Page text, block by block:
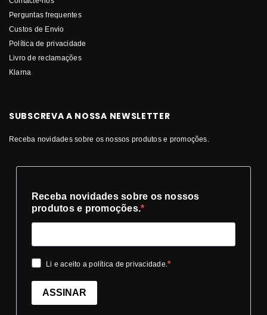
Perguntas frequentes
Custos de Envio
Política de privacidade
Livro de reclamações
Klarna
SUBSCREVA A NOSSA NEWSLETTER
Receba novidades sobre os nossos produtos e promoções.
Receba novidades sobre os nossos
produtos e promoções.
Li e aceito a política de privacidade.
ASSINAR